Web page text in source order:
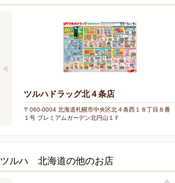
ツルハドラッグ北４条店
〒060-0004 北海道札幌市中央区北４条西１８丁目８番
１号 プレミアムガーデン北円山１Ｆ
ツルハ 北海道の他のお店